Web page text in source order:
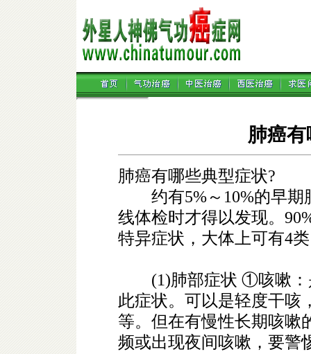
肺癌
肺癌有哪些典型症状?
约有5%～10%的早期
线体检时才得以发现。
特异症状，大体上可有4
(1)肺部症状 ①咳嗽：
此症状。可以是轻度干咳
等。但在有慢性长期咳嗽
频或出现夜间咳嗽，要警